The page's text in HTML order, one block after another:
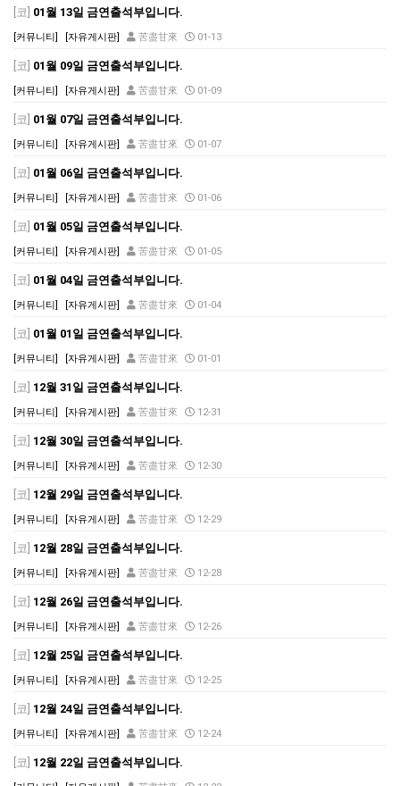
[코] 01월 13일 금연출석부입니다.
[커뮤니티] [자유게시판] 苦盡甘來 01-13
[코] 01월 09일 금연출석부입니다.
[커뮤니티] [자유게시판] 苦盡甘來 01-09
[코] 01월 07일 금연출석부입니다.
[커뮤니티] [자유게시판] 苦盡甘來 01-07
[코] 01월 06일 금연출석부입니다.
[커뮤니티] [자유게시판] 苦盡甘來 01-06
[코] 01월 05일 금연출석부입니다.
[커뮤니티] [자유게시판] 苦盡甘來 01-05
[코] 01월 04일 금연출석부입니다.
[커뮤니티] [자유게시판] 苦盡甘來 01-04
[코] 01월 01일 금연출석부입니다.
[커뮤니티] [자유게시판] 苦盡甘來 01-01
[코] 12월 31일 금연출석부입니다.
[커뮤니티] [자유게시판] 苦盡甘來 12-31
[코] 12월 30일 금연출석부입니다.
[커뮤니티] [자유게시판] 苦盡甘來 12-30
[코] 12월 29일 금연출석부입니다.
[커뮤니티] [자유게시판] 苦盡甘來 12-29
[코] 12월 28일 금연출석부입니다.
[커뮤니티] [자유게시판] 苦盡甘來 12-28
[코] 12월 26일 금연출석부입니다.
[커뮤니티] [자유게시판] 苦盡甘來 12-26
[코] 12월 25일 금연출석부입니다.
[커뮤니티] [자유게시판] 苦盡甘來 12-25
[코] 12월 24일 금연출석부입니다.
[커뮤니티] [자유게시판] 苦盡甘來 12-24
[코] 12월 22일 금연출석부입니다.